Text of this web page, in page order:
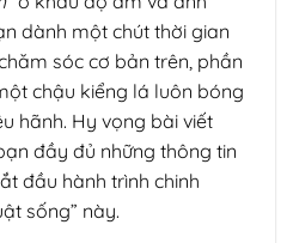
dành một chút thời gian
sóc cơ bản trên, phần
chậu kiểng lá luôn bóng
hãnh. Hy vọng bài viết
đầy đủ những thông tin
đầu hành trình chinh
sống” này.